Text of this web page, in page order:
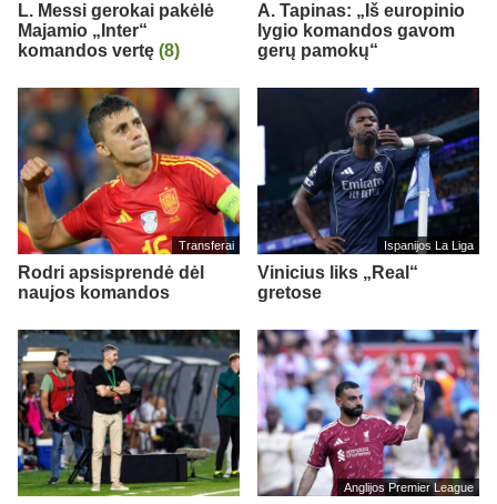
L. Messi gerokai pakėlė
Majamio „Inter“
komandos vertę (8)
A. Tapinas: „Iš europinio
lygio komandos gavom
gerų pamokų“
Transferai
Rodri apsisprendė dėl
naujos komandos
Ispanijos La Liga
Vinicius liks „Real“
gretose
Anglijos Premier League